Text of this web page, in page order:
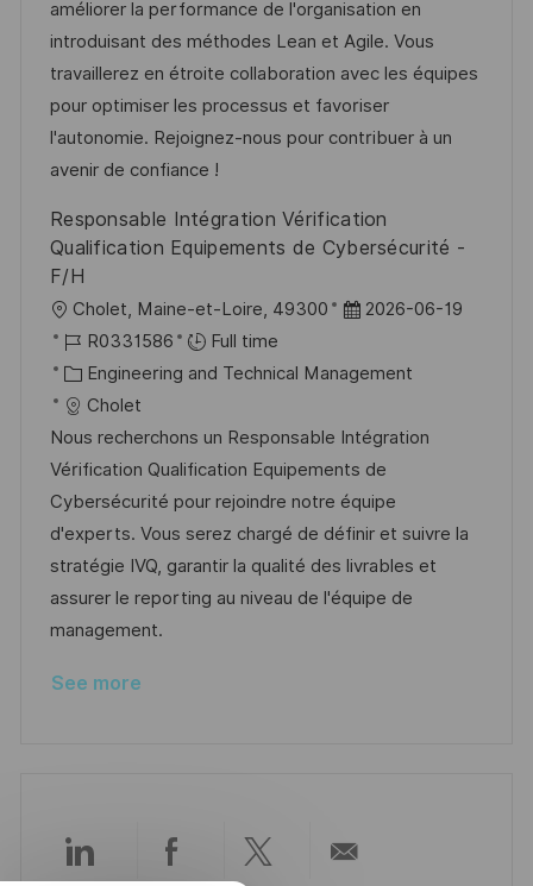
i
o
n
d
D
a
t
e
d
e
g
o
r
y
améliorer la performance de l'organisation en
introduisant des méthodes Lean et Agile. Vous
travaillerez en étroite collaboration avec les équipes
pour optimiser les processus et favoriser
l'autonomie. Rejoignez-nous pour contribuer à un
avenir de confiance !
Responsable Intégration Vérification
Qualification Equipements de Cybersécurité -
F/H
L
o
c
a
t
i
o
n
Cholet, Maine-et-Loire, 49300
P
s
e
d
D
a
t
e
2026-06-19
J
o
b
I
d
R0331586
Full time
C
a
t
e
g
o
r
y
Engineering and Technical Management
Cholet
Nous recherchons un Responsable Intégration
Vérification Qualification Equipements de
Cybersécurité pour rejoindre notre équipe
d'experts. Vous serez chargé de définir et suivre la
stratégie IVQ, garantir la qualité des livrables et
assurer le reporting au niveau de l'équipe de
management.
See more
Share Share Share